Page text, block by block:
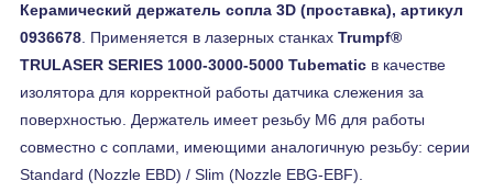
Керамический держатель сопла 3D (проставка), артикул
0936678 . Применяется в лазерных станках Trumpf®
TRULASER SERIES 1000-3000-5000 Tubematic в качестве
изолятора для корректной работы датчика слежения за
поверхностью. Держатель имеет резьбу M6 для работы
совместно с соплами, имеющими аналогичную резьбу: серии
Standard (Nozzle EBD) / Slim (Nozzle EBG-EBF).